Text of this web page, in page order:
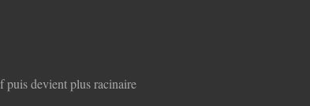
devient plus racinaire